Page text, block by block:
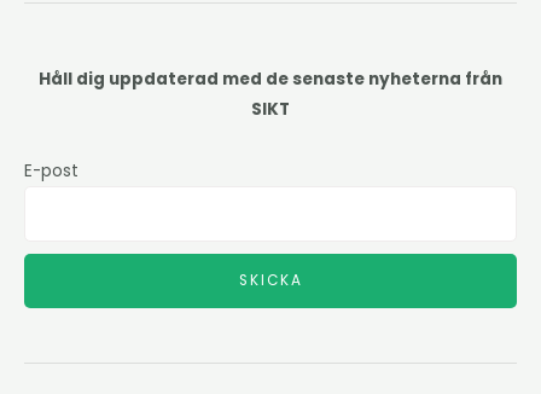
Håll dig uppdaterad med de senaste nyheterna från
SIKT
E-post
SKICKA